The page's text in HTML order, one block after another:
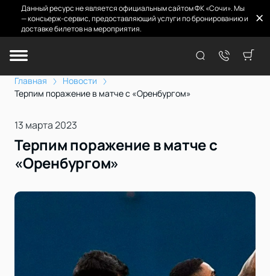
Данный ресурс не является официальным сайтом ФК «Сочи». Мы
— консьерж-сервис, предоставляющий услуги по бронированию и
доставке билетов на мероприятия.
Главная
Новости
Терпим поражение в матче с «Оренбургом»
13 марта 2023
Терпим поражение в матче с
«Оренбургом»